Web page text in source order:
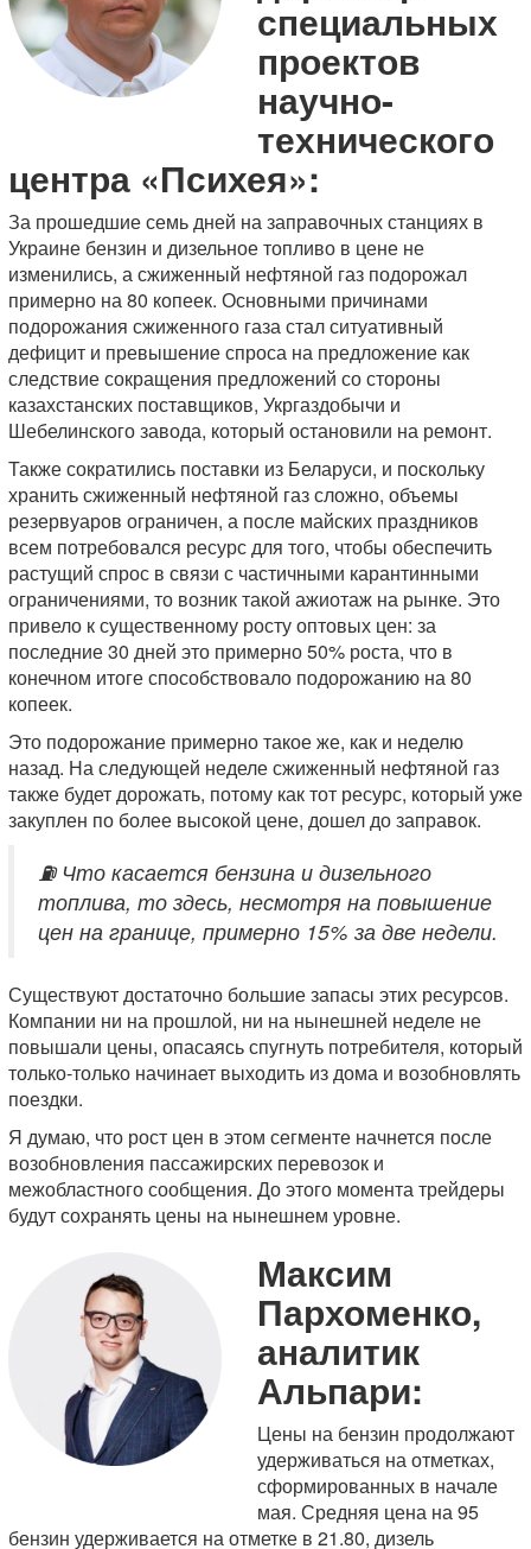
специальных
проектов
научно-
технического
центра «Психея»:
За прошедшие семь дней на заправочных станциях в
Украине бензин и дизельное топливо в цене не
изменились, а сжиженный нефтяной газ подорожал
примерно на 80 копеек. Основными причинами
подорожания сжиженного газа стал ситуативный
дефицит и превышение спроса на предложение как
следствие сокращения предложений со стороны
казахстанских поставщиков, Укргаздобычи и
Шебелинского завода, который остановили на ремонт.
Также сократились поставки из Беларуси, и поскольку
хранить сжиженный нефтяной газ сложно, объемы
резервуаров ограничен, а после майских праздников
всем потребовался ресурс для того, чтобы обеспечить
растущий спрос в связи с частичными карантинными
ограничениями, то возник такой ажиотаж на рынке. Это
привело к существенному росту оптовых цен: за
последние 30 дней это примерно 50% роста, что в
конечном итоге способствовало подорожанию на 80
копеек.
Это подорожание примерно такое же, как и неделю
назад. На следующей неделе сжиженный нефтяной газ
также будет дорожать, потому как тот ресурс, который уже
закуплен по более высокой цене, дошел до заправок.
⛽️ Что касается бензина и дизельного
топлива, то здесь, несмотря на повышение
цен на границе, примерно 15% за две недели.
Существуют достаточно большие запасы этих ресурсов.
Компании ни на прошлой, ни на нынешней неделе не
повышали цены, опасаясь спугнуть потребителя, который
только-только начинает выходить из дома и возобновлять
поездки.
Я думаю, что рост цен в этом сегменте начнется после
возобновления пассажирских перевозок и
межобластного сообщения. До этого момента трейдеры
будут сохранять цены на нынешнем уровне.
Максим
Пархоменко,
аналитик
Альпари:
Цены на бензин продолжают
удерживаться на отметках,
сформированных в начале
мая. Средняя цена на 95
бензин удерживается на отметке в 21.80, дизель